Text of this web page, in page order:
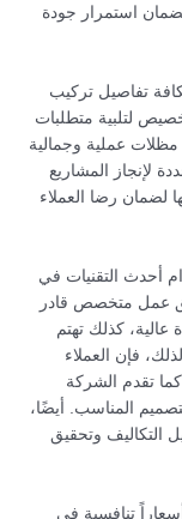
استمرار جودة
تفاصيل تركيب
لتلبية متطلبات
مظلات عملية وجمالية
لإنجاز المشاريع
لضمان رضا العملاء
أحدث التقنيات في
عمل متخصص قادر
عالية، كذلك تهتم
فإن العملاء
تقدم الشركة
المناسب. أيضًا،
التكاليف وتحقيق
تنافسية في